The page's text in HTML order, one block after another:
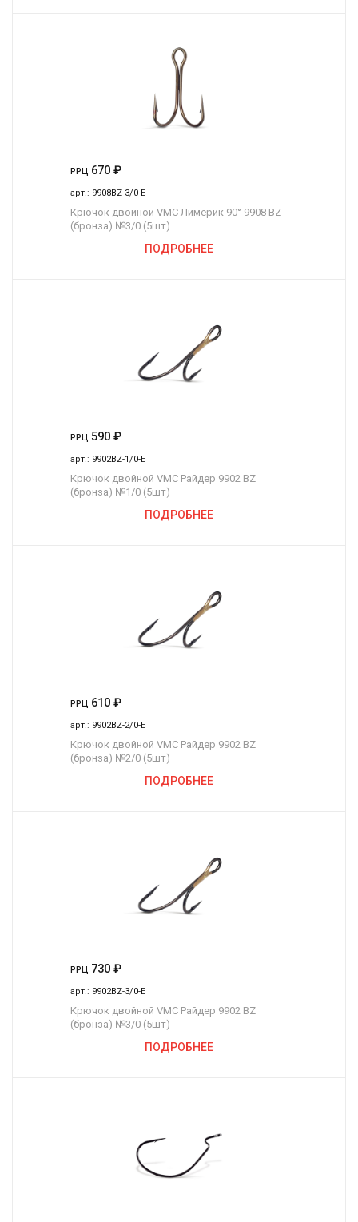
РРЦ 670 ₽
арт.: 9908BZ-3/0-E
Крючок двойной VMC Лимерик 90° 9908 BZ
(бронза) №3/0 (5шт)
ПОДРОБНЕЕ
РРЦ 590 ₽
арт.: 9902BZ-1/0-E
Крючок двойной VMC Райдер 9902 BZ
(бронза) №1/0 (5шт)
ПОДРОБНЕЕ
РРЦ 610 ₽
арт.: 9902BZ-2/0-E
Крючок двойной VMC Райдер 9902 BZ
(бронза) №2/0 (5шт)
ПОДРОБНЕЕ
РРЦ 730 ₽
арт.: 9902BZ-3/0-E
Крючок двойной VMC Райдер 9902 BZ
(бронза) №3/0 (5шт)
ПОДРОБНЕЕ